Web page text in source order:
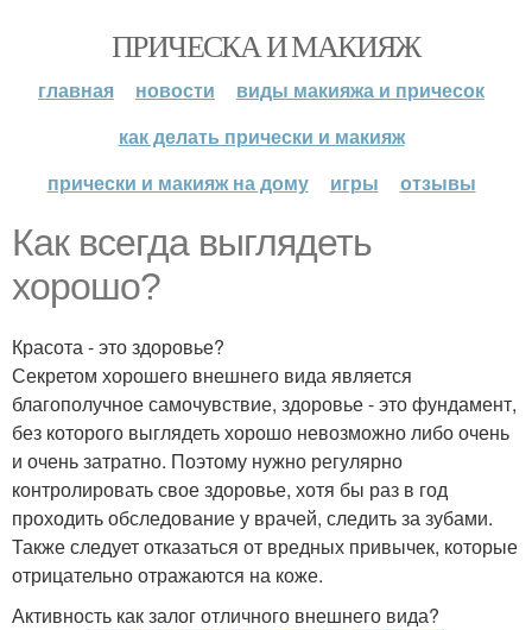
ПРИЧЕСКА И МАКИЯЖ
главная новости
виды макияжа и причесок
как делать прически и макияж
прически и макияж на дому
игры отзывы
Как всегда выглядеть
хорошо?
Красота - это здоровье?
Секретом хорошего внешнего вида является
благополучное самочувствие, здоровье - это фундамент,
без которого выглядеть хорошо невозможно либо очень
и очень затратно. Поэтому нужно регулярно
контролировать свое здоровье, хотя бы раз в год
проходить обследование у врачей, следить за зубами.
Также следует отказаться от вредных привычек, которые
отрицательно отражаются на коже.
Активность как залог отличного внешнего вида?